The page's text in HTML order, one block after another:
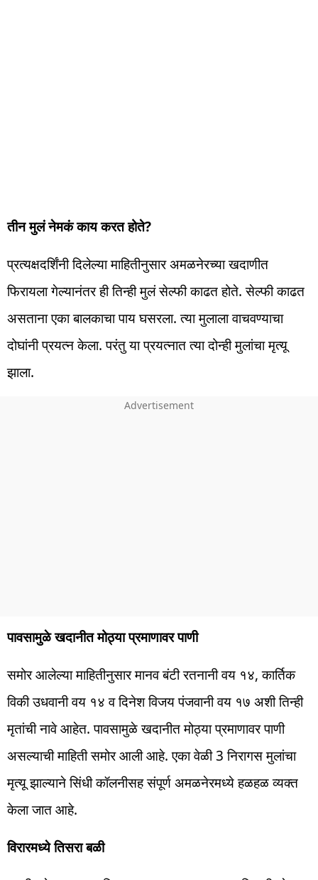
तीन मुलं नेमकं काय करत होते?
प्रत्यक्षदर्शिंनी दिलेल्या माहितीनुसार अमळनेरच्या खदाणीत
फिरायला गेल्यानंतर ही तिन्ही मुलं सेल्फी काढत होते. सेल्फी काढत
असताना एका बालकाचा पाय घसरला. त्या मुलाला वाचवण्याचा
दोघांनी प्रयत्न केला. परंतु या प्रयत्नात त्या दोन्ही मुलांचा मृत्यू
झाला.
पावसामुळे खदानीत मोठ्या प्रमाणावर पाणी
समोर आलेल्या माहितीनुसार मानव बंटी रतनानी वय १४, कार्तिक
विकी उधवानी वय १४ व दिनेश विजय पंजवानी वय १७ अशी तिन्ही
मृतांची नावे आहेत. पावसामुळे खदानीत मोठ्या प्रमाणावर पाणी
असल्याची माहिती समोर आली आहे. एका वेळी 3 निरागस मुलांचा
मृत्यू झाल्याने सिंधी कॉलनीसह संपूर्ण अमळनेरमध्ये हळहळ व्यक्त
केला जात आहे.
विरारमध्ये तिसरा बळी